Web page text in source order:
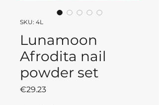
SKU: 4L
Lunamoon
Afrodita nail
powder set
€29.23Price